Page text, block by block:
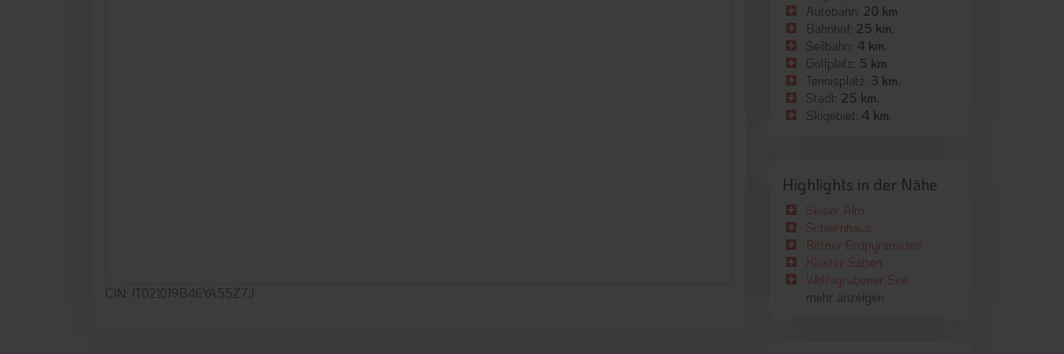
CIN: IT021019B4EYA55Z7J
Autobahn: 20 km
Bahnhof: 25 km.
Seilbahn: 4 km.
Golfplatz: 5 km.
Tennisplatz: 3 km.
Stadt: 25 km.
Skigebiet: 4 km.
Highlights in der Nähe
Seiser Alm
Schlernhaus
Rittner Erdpyramiden
Kloster Säben
Wolfsgrubener See
mehr anzeigen